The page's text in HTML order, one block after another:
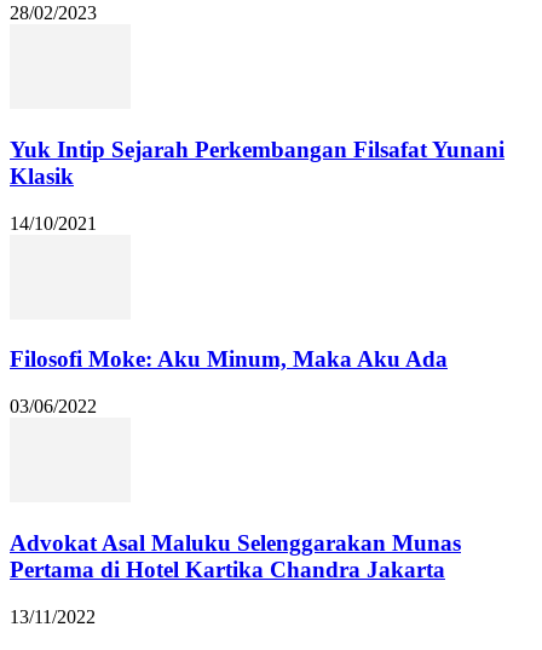
28/02/2023
Yuk Intip Sejarah Perkembangan Filsafat Yunani
Klasik
14/10/2021
Filosofi Moke: Aku Minum, Maka Aku Ada
03/06/2022
Advokat Asal Maluku Selenggarakan Munas
Pertama di Hotel Kartika Chandra Jakarta
13/11/2022